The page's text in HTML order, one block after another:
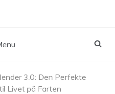
3.0: Den Perfekte
Livet på Farten